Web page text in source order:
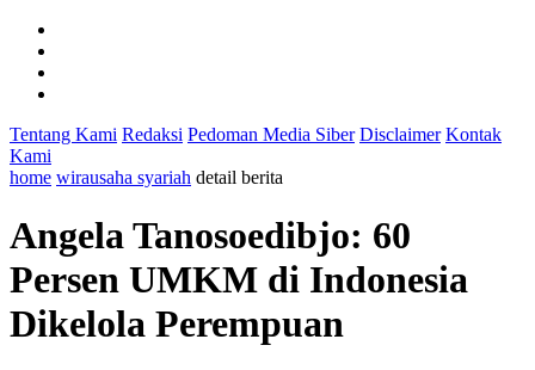
Tentang Kami Redaksi Pedoman Media Siber Disclaimer Kontak
Kami
home wirausaha syariah detail berita
Angela Tanosoedibjo: 60
Persen UMKM di Indonesia
Dikelola Perempuan